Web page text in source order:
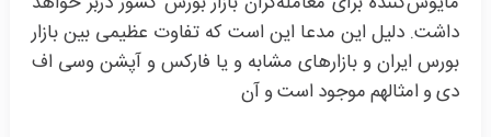
داشت. دلیل این مدعا این است که تفاوت عظیمی بین بازار
بورس ایران و بازارهای مشابه و یا فارکس و آپشن وسی اف
دی و امثالهم موجود است و آن